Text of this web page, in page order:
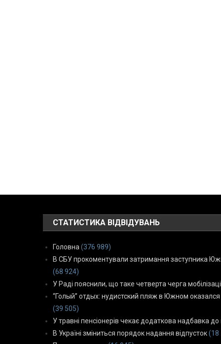
СТАТИСТИКА ВІДВІДУВАНЬ
Головна (376 989)
В СБУ прокоментували затримання заступника
(68 924)
У Раді пояснили, що таке четверта черга
“Голый” отдых: нудистский пляж в Южном
(39 505)
У травні пенсіонерів чекає додаткова надбавка до
В Україні зміниться порядок надання відпусток (18